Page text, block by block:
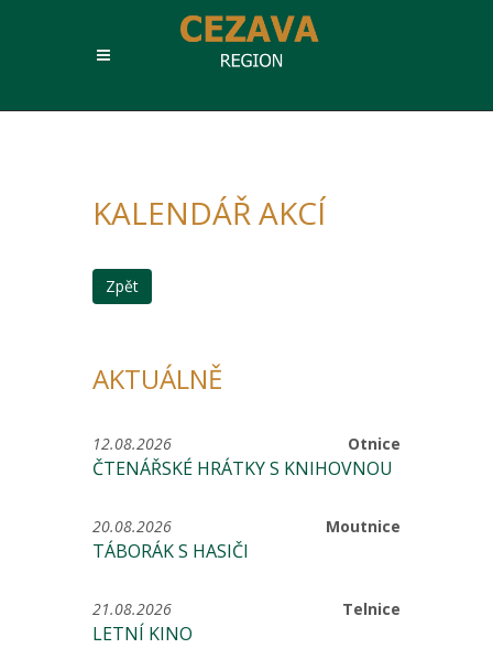
KALENDÁŘ AKCÍ
Zpět
AKTUÁLNĚ
Otnice
12.08.2026
ČTENÁŘSKÉ HRÁTKY S KNIHOVNOU
Moutnice
20.08.2026
TÁBORÁK S HASIČI
Telnice
21.08.2026
LETNÍ KINO